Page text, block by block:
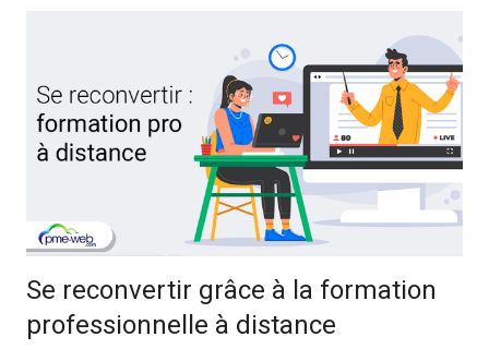
Se reconvertir grâce à la formation
professionnelle à distance